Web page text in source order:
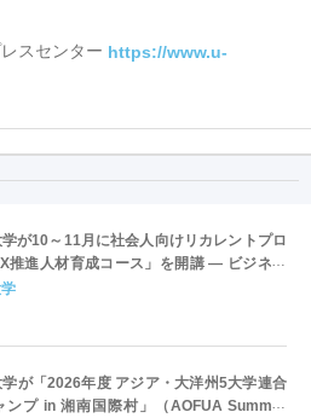
スセンター https://www.u-
が10～11月に社会人向けリカレントプロ
推進人材育成コース」を開講 ― ビジネス
としての思考と実践力を養う
が「2026年度 アジア・大洋州5大学連合
ンプ in 湘南国際村」（AOFUA Summer